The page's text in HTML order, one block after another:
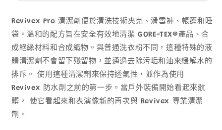
睡
袋,
帳
篷
及
合
成
纖
睡
袋,
帳
篷
及
合
成
Revivex Pro 清潔劑便於清洗技術夾克、滑雪褲、帳篷和睡
袋。溫和的配方旨在安全有效地清潔 GORE-TEX®產品、合
成絕緣材料和合成織物。與普通洗衣粉不同，這種特殊的液
體清潔劑不會留下殘留物，並通過去除污垢和油來緩解水的
排斥。
使用這種清潔劑來保持透氣性，並作為使用
Revivex 防水劑之前的第一步。當戶外裝備開始看起來骯
髒， 使它看起來和表演像新的再次與 Revivex 專業清潔
劑。